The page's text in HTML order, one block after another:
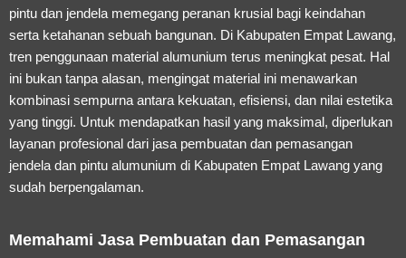
pintu dan jendela memegang peranan krusial bagi keindahan
serta ketahanan sebuah bangunan. Di Kabupaten Empat Lawang,
tren penggunaan material alumunium terus meningkat pesat. Hal
ini bukan tanpa alasan, mengingat material ini menawarkan
kombinasi sempurna antara kekuatan, efisiensi, dan nilai estetika
yang tinggi. Untuk mendapatkan hasil yang maksimal, diperlukan
layanan profesional dari jasa pembuatan dan pemasangan
jendela dan pintu alumunium di Kabupaten Empat Lawang yang
sudah berpengalaman.
Memahami Jasa Pembuatan dan Pemasangan